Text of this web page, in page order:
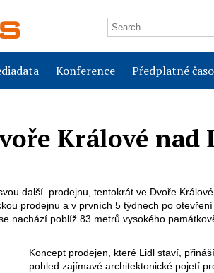
Konference Předplatné
Králové nad
další prodejnu, tentokrát ve Dvoře
prodejnu a v prvních 5 týdnech po
nachází poblíž 83 metrů vysokého
Koncept prodejen, které Lidl staví,
pohled zajímavé architektonické pojetí